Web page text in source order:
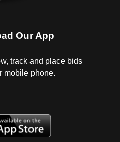
de uso, puerta de
Se entrega con 4
no inscrito en repuve
Entreguen Algunos
Responsabilidad Del
Our App
track and place bids
mobile phone.